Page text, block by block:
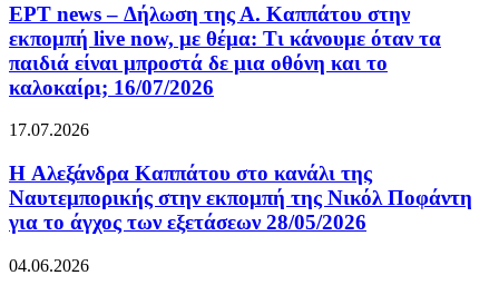
ΕΡΤ news – Δήλωση της Α. Καππάτου στην
εκπομπή live now, με θέμα: Τι κάνουμε όταν τα
παιδιά είναι μπροστά δε μια οθόνη και το
καλοκαίρι; 16/07/2026
17.07.2026
H Αλεξάνδρα Καππάτου στο κανάλι της
Ναυτεμπορικής στην εκπομπή της Νικόλ Ποφάντη
για το άγχος των εξετάσεων 28/05/2026
04.06.2026